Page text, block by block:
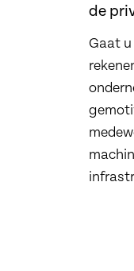
de
Gaat